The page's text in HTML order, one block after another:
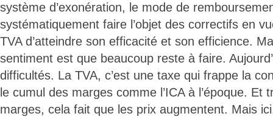
système d’exonération, le mode de
systématiquement faire l’objet des correctifs en
TVA d’atteindre son efficacité et son efficience.
sentiment est que beaucoup reste à faire.
difficultés. La TVA, c’est une taxe qui frappe la
le cumul des marges comme l’ICA à l’époque. Et
marges, cela fait que les prix augmentent. Mais